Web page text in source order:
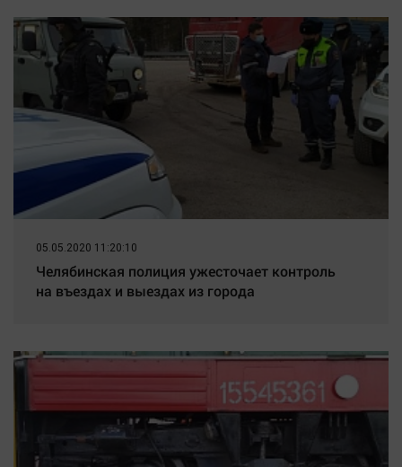
05.05.2020 11:20:10
Челябинская полиция ужесточает контроль
на въездах и выездах из города